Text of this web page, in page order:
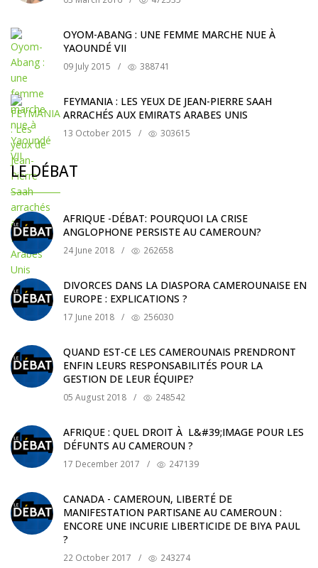
OYOM-ABANG : UNE FEMME MARCHE NUE À
YAOUNDÉ VII
09 July 2015 / 388741
FEYMANIA : LES YEUX DE JEAN-PIERRE SAAH
ARRACHÉS AUX EMIRATS ARABES UNIS
13 October 2015 / 303615
LE DÉBAT
AFRIQUE -DÉBAT: POURQUOI LA CRISE
ANGLOPHONE PERSISTE AU CAMEROUN?
24 June 2018 / 262658
DIVORCES DANS LA DIASPORA CAMEROUNAISE EN
EUROPE : EXPLICATIONS ?
17 June 2018 / 256030
QUAND EST-CE LES CAMEROUNAIS PRENDRONT
ENFIN LEURS RESPONSABILITÉS POUR LA
GESTION DE LEUR ÉQUIPE?
05 August 2018 / 248542
AFRIQUE : QUEL DROIT À L&#39;IMAGE POUR LES
DÉFUNTS AU CAMEROUN ?
17 December 2017 / 247139
CANADA - CAMEROUN, LIBERTÉ DE
MANIFESTATION PARTISANE AU CAMEROUN :
ENCORE UNE INCURIE LIBERTICIDE DE BIYA PAUL
?
22 October 2017 / 243274